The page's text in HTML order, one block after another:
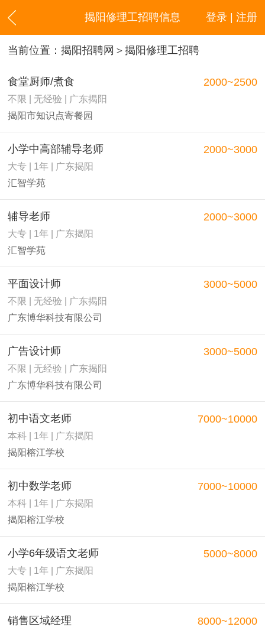
登录 | 注册
揭阳修理工招聘信息
当前位置： 揭阳招聘网 ＞揭阳修理工招聘
食堂厨师/煮食
不限 | 无经验 | 广东揭阳
揭阳市知识点寄餐园
2000~2500
小学中高部辅导老师
大专 | 1年 | 广东揭阳
汇智学苑
2000~3000
辅导老师
大专 | 1年 | 广东揭阳
汇智学苑
2000~3000
平面设计师
不限 | 无经验 | 广东揭阳
广东博华科技有限公司
3000~5000
广告设计师
不限 | 无经验 | 广东揭阳
广东博华科技有限公司
3000~5000
初中语文老师
本科 | 1年 | 广东揭阳
揭阳榕江学校
7000~10000
初中数学老师
本科 | 1年 | 广东揭阳
揭阳榕江学校
7000~10000
小学6年级语文老师
大专 | 1年 | 广东揭阳
揭阳榕江学校
5000~8000
销售区域经理 8000~12000